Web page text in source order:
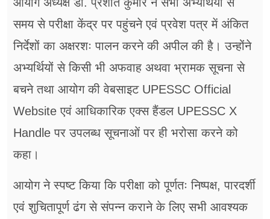
समय से परीक्षा केंद्र पर पहुंचने एवं प्रवेश पत्र में अंकित
निर्देशों का अक्षरशः पालन करने की अपील की है। उन्होंने
अभ्यर्थियों से किसी भी अफवाह अथवा भ्रामक सूचना से
बचने तथा आयोग की वेबसाइट UPESSC Official
Website एवं आधिकारिक एक्स हैंडल UPESSC X
Handle पर उपलब्ध सूचनाओं पर ही भरोसा करने को
कहा।
आयोग ने स्पष्ट किया कि परीक्षा को पूर्णतः निष्पक्ष, पारदर्शी
एवं शुचितापूर्ण ढंग से संपन्न कराने के लिए सभी आवश्यक